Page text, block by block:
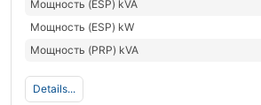
Мощность (ESP) kVA
Мощность (ESP) kW
Мощность (PRP) kVA
Details...